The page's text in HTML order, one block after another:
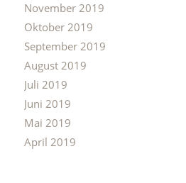
November 2019
Oktober 2019
September 2019
August 2019
Juli 2019
Juni 2019
Mai 2019
April 2019